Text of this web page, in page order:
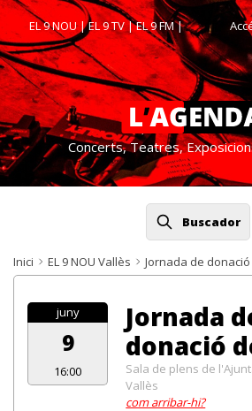
EL 9 NOU|EL 9 TV|EL 9 FM|
Concerts, Teatres,
Buscador
Inici EL 9 NOU Vallès Jornada de
juny
9
16:00
Jornada
donació
Sala de plens de
Vallès
com arribar-hi?